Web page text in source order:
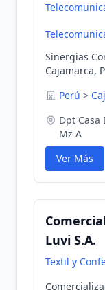
Sinergias
Cajamarca,
Perú >
Dpt Casa
Mz A
Ver Más
Luvi S.A.
Textil y